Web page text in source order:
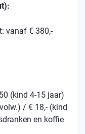
vanaf € 380,-
(kind 4-15 jaar)
/ € 18,- (kind
en koffie